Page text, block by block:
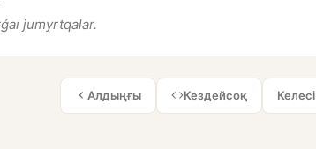
jumyrtqalar.
Алдыңғы Кездейсоқ Келесі